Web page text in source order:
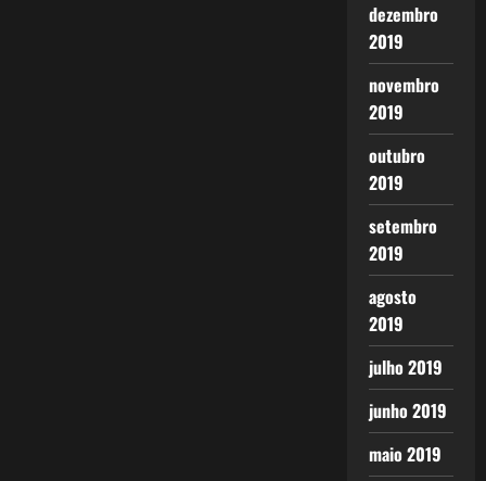
dezembro
2019
novembro
2019
outubro
2019
setembro
2019
agosto
2019
julho 2019
junho 2019
maio 2019